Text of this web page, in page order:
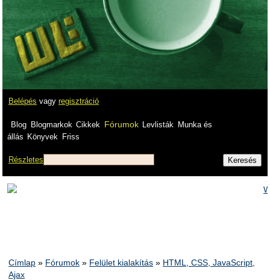
Belépés vagy regisztráció
Blog Blogmarkok Cikkek Fórumok Levlisták
Munka és
állás Könyvek Friss
Részletes
Címlap » Fórumok » Felület kialakítás » HTML, CSS, JavaScript,
Ajax